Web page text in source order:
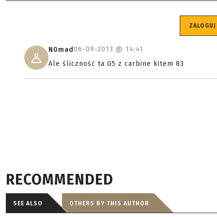
N0mad06-09-2013 @ 14:41
Ale śliczność ta G5 z carbine kitem 83
RECOMMENDED
SEE ALSO OTHERS BY THIS AUTHOR